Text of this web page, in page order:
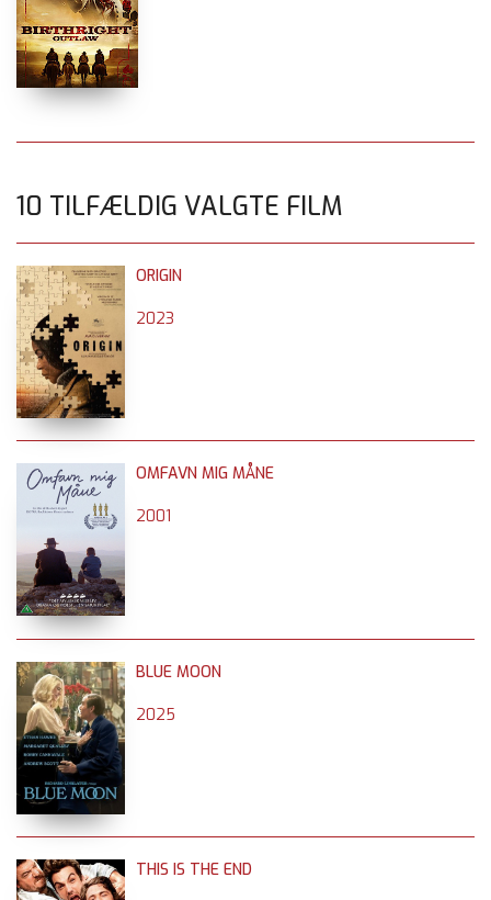
10 TILFÆLDIG VALGTE FILM
ORIGIN
2023
OMFAVN MIG MÅNE
2001
BLUE MOON
2025
THIS IS THE END